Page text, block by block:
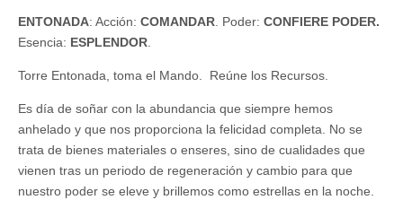
ENTONADA: Acción: COMANDAR. Poder: CONFIERE PODER.
Esencia: ESPLENDOR.
Torre Entonada, toma el Mando. Reúne los Recursos.
Es día de soñar con la abundancia que siempre hemos
anhelado y que nos proporciona la felicidad completa. No se
trata de bienes materiales o enseres, sino de cualidades que
vienen tras un periodo de regeneración y cambio para que
nuestro poder se eleve y brillemos como estrellas en la noche.